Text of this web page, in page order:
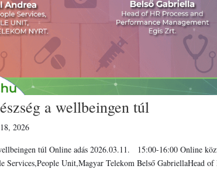
a wellbeingen túl
2026
túl Online adás 2026.03.11. 15:00-16:00 Online
Services,People Unit,Magyar Telekom Belső GabriellaHead